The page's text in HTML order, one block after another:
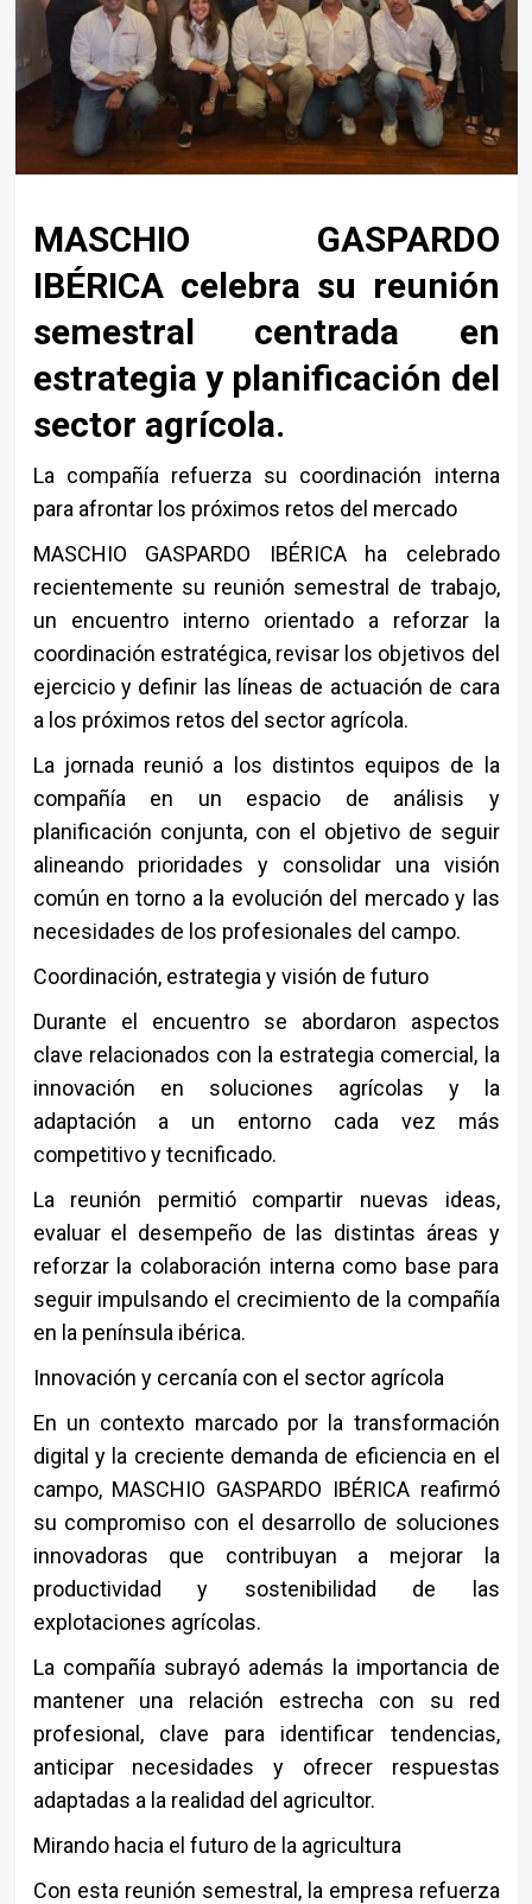
MASCHIO GASPARDO
IBÉRICA celebra su reunión
semestral centrada en
estrategia y planificación del
sector agrícola.
La compañía refuerza su coordinación interna
para afrontar los próximos retos del mercado
MASCHIO GASPARDO IBÉRICA ha celebrado
recientemente su reunión semestral de trabajo,
un encuentro interno orientado a reforzar la
coordinación estratégica, revisar los objetivos del
ejercicio y definir las líneas de actuación de cara
a los próximos retos del sector agrícola.
La jornada reunió a los distintos equipos de la
compañía en un espacio de análisis y
planificación conjunta, con el objetivo de seguir
alineando prioridades y consolidar una visión
común en torno a la evolución del mercado y las
necesidades de los profesionales del campo.
Coordinación, estrategia y visión de futuro
Durante el encuentro se abordaron aspectos
clave relacionados con la estrategia comercial, la
innovación en soluciones agrícolas y la
adaptación a un entorno cada vez más
competitivo y tecnificado.
La reunión permitió compartir nuevas ideas,
evaluar el desempeño de las distintas áreas y
reforzar la colaboración interna como base para
seguir impulsando el crecimiento de la compañía
en la península ibérica.
Innovación y cercanía con el sector agrícola
En un contexto marcado por la transformación
digital y la creciente demanda de eficiencia en el
campo, MASCHIO GASPARDO IBÉRICA reafirmó
su compromiso con el desarrollo de soluciones
innovadoras que contribuyan a mejorar la
productividad y sostenibilidad de las
explotaciones agrícolas.
La compañía subrayó además la importancia de
mantener una relación estrecha con su red
profesional, clave para identificar tendencias,
anticipar necesidades y ofrecer respuestas
adaptadas a la realidad del agricultor.
Mirando hacia el futuro de la agricultura
Con esta reunión semestral, la empresa refuerza